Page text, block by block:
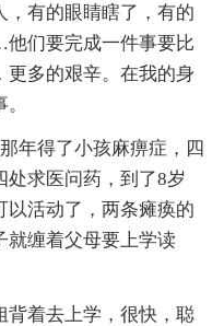
，有的眼睛瞎了，有的
们要完成一件事要比
更多的艰辛。在我的身
年得了小孩麻痹症，四
处求医问药，到了8岁
以活动了，两条瘫痪的
就缠着父母要上学读
背着去上学，很快，聪